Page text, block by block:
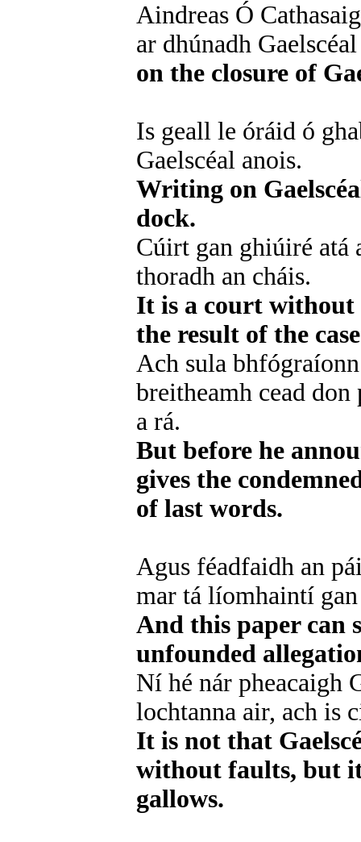
Aindreas Ó
ar dhúnadh Gaelscéal
on the closure of
Is geall le óráid ó
Gaelscéal anois.
Writing on
dock.
Cúirt gan ghiúiré atá
thoradh an cháis.
It is a court without
the result of the
Ach sula
breitheamh cead
a rá.
But before he
gives the
of last words.
Agus féadfaidh an
mar tá líomhaintí
And this paper can
unfounded
Ní hé nár pheacaigh
lochtanna air, ach is
It is not that
without faults, but
gallows.